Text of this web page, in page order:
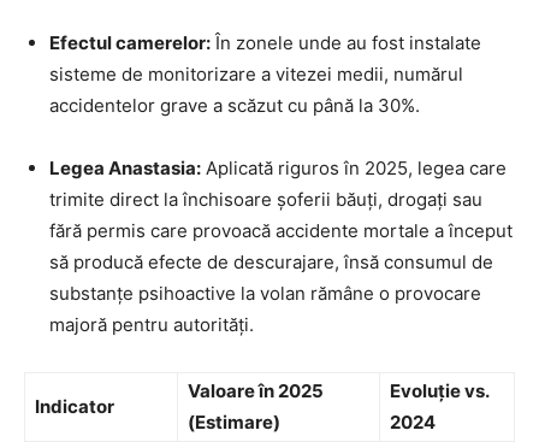
Efectul camerelor: În zonele unde au fost instalate
sisteme de monitorizare a vitezei medii, numărul
accidentelor grave a scăzut cu până la 30%.
Legea Anastasia: Aplicată riguros în 2025, legea care
trimite direct la închisoare șoferii băuți, drogați sau
fără permis care provoacă accidente mortale a început
să producă efecte de descurajare, însă consumul de
substanțe psihoactive la volan rămâne o provocare
majoră pentru autorități.
Indicator
Valoare în 2025
(Estimare)
Evoluție vs.
2024